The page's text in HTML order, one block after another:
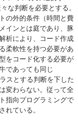
な判断を必要とする。
の外的条件（時間と費
インとは庭であり、豚
析により、コード作成
柔軟性を持つ必要があ
をコード化する必要が
であっても同じ
スとする判断を下した
変わらない。従って全
指向プログラミングで
れている。